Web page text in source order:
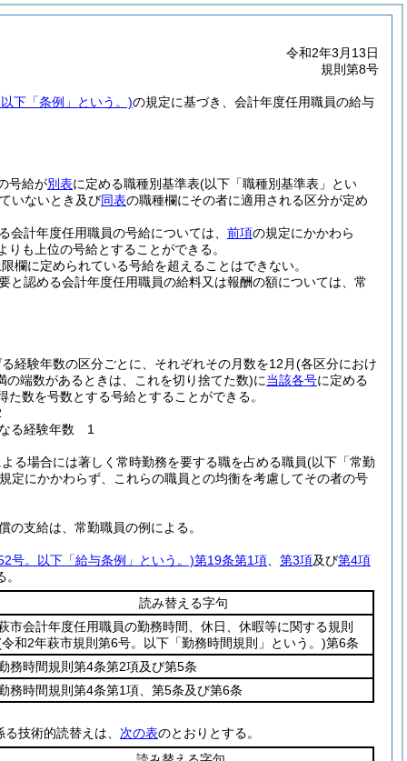
令和2年3月13日
規則第8号
下「条例」という。)の規定に基づき、会計年度任用職員の給与
号給が別表に定める職種別基準表(以下「職種別基準表」とい
いないとき及び同表の職種欄にその者に適用される区分が定め
会計年度任用職員の号給については、 前項の規定にかかわら
も上位の号給とすることができる。
欄に定められている号給を超えることはできない。
と認める会計年度任用職員の給料又は報酬の額については、常
経験年数の区分ごとに、それぞれその月数を12月(各区分におけ
の端数があるときは、これを切り捨てた数)に当該各号に定める
数を号数とする号給とすることができる。
る経験年数 1
る場合には著しく常時勤務を要する職を占める職員(以下「常勤
定にかかわらず、これらの職員との均衡を考慮してその者の号
の支給は、常勤職員の例による。
号。以下「給与条例」という。)第19条第1項 第3項及び第4項
読み替える字句
市会計年度任用職員の勤務時間、休日、休暇等に関する規則
和2年萩市規則第6号。以下「勤務時間規則」という。)第6条
務時間規則第4条第2項及び第5条
務時間規則第4条第1項、第5条及び第6条
技術的読替えは、 次の表のとおりとする。